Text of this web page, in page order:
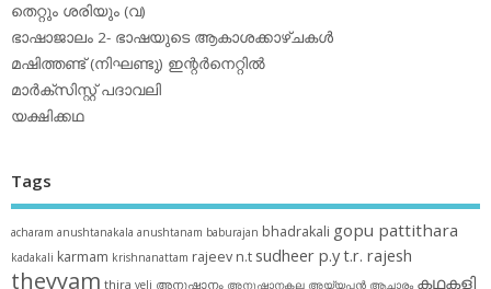
തെറ്റും ശരിയും (വ)
ഭാഷാജാലം 2- ഭാഷയുടെ ആകാശക്കാഴ്ചകള്‍
മഷിത്തണ്ട് (നിഘണ്ടു) ഇന്റര്‍നെറ്റില്‍
മാര്‍ക്‌സിസ്റ്റ് പദാവലി
യക്ഷിക്കഥ
Tags
acharam anushtanakala anushtanam baburajan bhadrakali gopu pattithara
kadakali karmam krishnanattam rajeev n.t sudheer p.yt.r. rajesh
theyyam thira veli അനുഷ്ഠാനം അനുഷ്ഠാനകല അയ്യപ്പന്‍ ആചാരം കഥകളി